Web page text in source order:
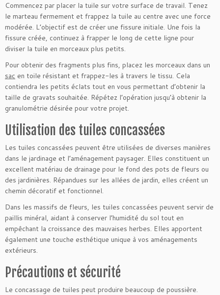
Commencez par placer la tuile sur votre surface de travail. Tenez
le marteau fermement et frappez la tuile au centre avec une force
modérée. L’objectif est de créer une fissure initiale. Une fois la
fissure créée, continuez à frapper le long de cette ligne pour
diviser la tuile en morceaux plus petits.
Pour obtenir des fragments plus fins, placez les morceaux dans un
sac en toile résistant et frappez-les à travers le tissu. Cela
contiendra les petits éclats tout en vous permettant d’obtenir la
taille de gravats souhaitée. Répétez l’opération jusqu’à obtenir la
granulométrie désirée pour votre projet.
Utilisation des tuiles concassées
Les tuiles concassées peuvent être utilisées de diverses manières
dans le jardinage et l’aménagement paysager. Elles constituent un
excellent matériau de drainage pour le fond des pots de fleurs ou
des jardinières. Répandues sur les allées de jardin, elles créent un
chemin décoratif et fonctionnel.
Dans les massifs de fleurs, les tuiles concassées peuvent servir de
paillis minéral, aidant à conserver l’humidité du sol tout en
empêchant la croissance des mauvaises herbes. Elles apportent
également une touche esthétique unique à vos aménagements
extérieurs.
Précautions et sécurité
Le concassage de tuiles peut produire beaucoup de poussière.